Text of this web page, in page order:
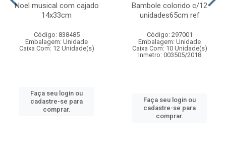
Noel musical com cajado
14x33cm
Código: 838485
Embalagem: Unidade
Caixa Com: 12 Unidade(s)
Faça seu login ou
cadastre-se para
comprar.
Bambole colorido c/12
unidades65cm ref
Código: 297001
Embalagem: Unidade
Caixa Com: 10 Unidade(s)
Inmetro: 003505/2018
Faça seu login ou
cadastre-se para
comprar.